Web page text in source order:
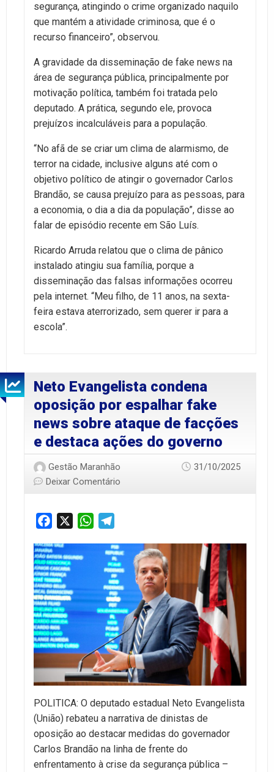
segurança, atingindo o crime organizado naquilo
que mantém a atividade criminosa, que é o
recurso financeiro”, observou.
A gravidade da disseminação de fake news na
área de segurança pública, principalmente por
motivação política, também foi tratada pelo
deputado. A prática, segundo ele, provoca
prejuízos incalculáveis para a população.
“No afã de se criar um clima de alarmismo, de
terror na cidade, inclusive alguns até com o
objetivo político de atingir o governador Carlos
Brandão, se causa prejuízo para as pessoas, para
a economia, o dia a dia da população”, disse ao
falar de episódio recente em São Luís.
Ricardo Arruda relatou que o clima de pânico
instalado atingiu sua família, porque a
disseminação das falsas informações ocorreu
pela internet. “Meu filho, de 11 anos, na sexta-
feira estava aterrorizado, sem querer ir para a
escola”.
Neto Evangelista condena
oposição por espalhar fake
news sobre ataque de facções
e destaca ações do governo
Gestão Maranhão
31/10/2025
Deixar Comentário
Facebook WhatsApp
POLITICA: O deputado estadual Neto Evangelista
(União) rebateu a narrativa de dinistas de
oposição ao destacar medidas do governador
Carlos Brandão na linha de frente do
enfrentamento à crise da segurança pública –